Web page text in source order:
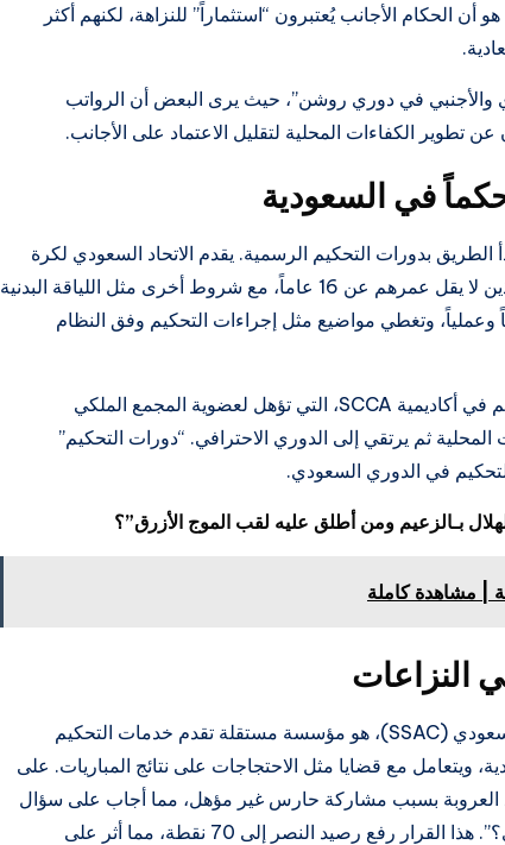
الفرق الواضح هو أن الحكام الأجانب يُعتبرون “استثماراً” للنزاهة، لكنهم أكثر
والأجنبي في دوري روشن”، حيث يرى البعض أن الرواتب
تطوير الكفاءات المحلية لتقليل الاعتماد على الأجانب.
في السعودية
بدورات التحكيم الرسمية. يقدم الاتحاد السعودي لكرة
القدم دورات للحكام المستجدين، مفتوحة للسعوديين الذين لا يقل عمرهم عن 16 عاماً، مع شروط أخرى مثل اللياقة البدنية
وعملياً، وتغطي مواضيع مثل إجراءات التحكيم وفق النظام
بالإضافة إلى ذلك، هناك برامج متقدمة مثل زمالة التحكيم في أكاديمية SCCA، التي تؤهل لعضوية المجمع الملكي
المحلية ثم يرتقي إلى الدوري الاحترافي. “دورات التحكيم”
في الدوري السعودي.
بـالزعيم ومن أطلق عليه لقب الموج الأزرق”؟
| مشاهدة كاملة
النزاعات
“مركز التحكيم السعودي”، أو مركز التحكيم الرياضي السعودي (SSAC)، هو مؤسسة مستقلة تقدم خدمات التحكيم
ويتعامل مع قضايا مثل الاحتجاجات على نتائج المباريات. على
في 2025، منح المركز النصر 3 نقاط ضد العروبة بسبب مشاركة حارس غير مؤهل، مما أجاب على سؤال
“لماذا حصل النصر على ثلاث نقاط في الدوري السعودي؟”. هذا القرار رفع رصيد النصر إلى 70 نقطة، مما أثر على